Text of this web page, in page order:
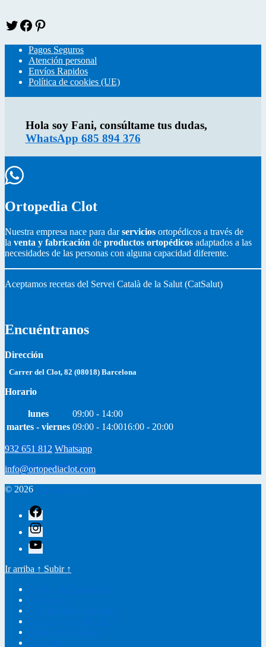
T
w
i
t
t
e
r
f
c
e
b
o
o
k
n
t
e
r
e
s
Pagos Seguros
Atención personal
Envíos Rapidos
Política de cookies (UE)
Hola soy Fani, consúltame tus dudas,
WhatsApp 685 894 376
Ortopedia Clot
Nuestra empresa nace para darservicios ortopédicos a través de
la venta y fabricación de productos ortopédicos adaptados a las
necesidades de las personas con alguna capacidad diferente.
Aceptamos recetas del Servei Català de la Salut (CatSalut)
Encuéntranos
Dirección
Carrer del Clot, 82 (08018) Barcelona
Horario
lunes
09:00 - 14:00
martes - viernes 09:00 - 14:0016:00 - 20:00
932 651 812 Whatsapp
info@ortopediaclot.com
© 2026
facebook
instagram
youtube
Ir arriba ↑ Subir ↑